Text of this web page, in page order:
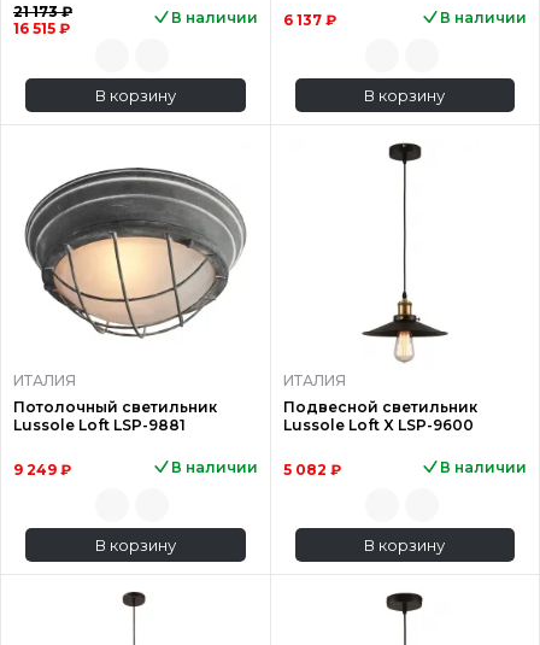
21 173 ₽
16 515 ₽
В наличии
В корзину
6 137 ₽ В наличии
В корзину
ИТАЛИЯ
Потолочный светильник
Lussole Loft LSP-9881
9 249 ₽ В наличии
В корзину
ИТАЛИЯ
Подвесной светильник
Lussole Loft X LSP-9600
5 082 ₽ В наличии
В корзину